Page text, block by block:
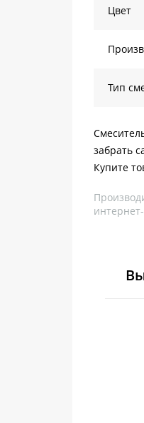
Цвет
Тип
забрать
Купите